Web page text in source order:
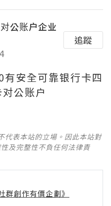
公账户企业
追蹤
安全可靠银行卡四
公账户
代表本站的立場。因此本站對
及完整性不負任何法律責
群創作有價企劃》